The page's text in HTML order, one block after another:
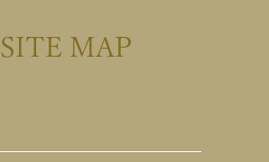
SITE MAP